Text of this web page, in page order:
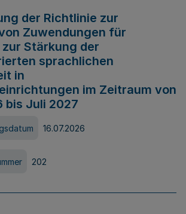
der Richtlinie zur
Zuwendungen für
Stärkung der
sprachlichen
in
im Zeitraum von
bis Juli 2027
16.07.2026
202